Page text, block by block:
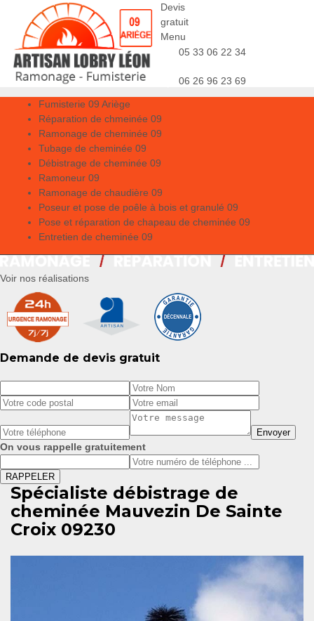
Devis
gratuit
Menu
05 33 06 22 34
06 26 96 23 69
Fumisterie 09 Ariège
Réparation de chmeinée 09
Ramonage de cheminée 09
Tubage de cheminée 09
Débistrage de cheminée 09
Ramoneur 09
Ramonage de chaudière 09
Poseur et pose de poêle à bois et granulé 09
Pose et réparation de chapeau de cheminée 09
Entretien de cheminée 09
Voir nos réalisations
Demande de devis gratuit
On vous rappelle gratuitement
Spécialiste débistrage de
cheminée Mauvezin De Sainte
Croix 09230